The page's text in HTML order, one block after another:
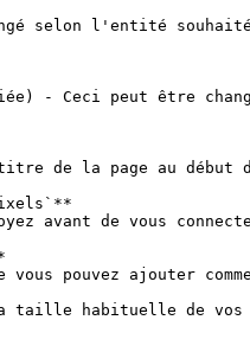
selon l'entité
- Ceci peut être
de la page au début
avant de vous
pouvez ajouter